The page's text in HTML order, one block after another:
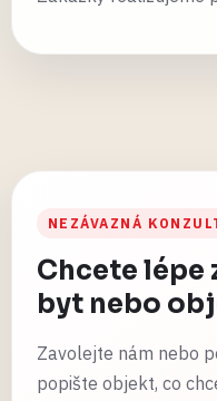
NEZÁVAZNÁ
Chcete lépe
byt nebo
Zavolejte nám nebo
popište objekt, co